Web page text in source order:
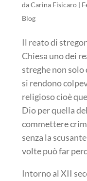
daCarina Fisicaro|
Blog
Il reato di
Chiesa uno dei
streghe non solo
si rendono
religioso cioè
Dio per quella
commettere
senza la
volte può far
Intorno al XII